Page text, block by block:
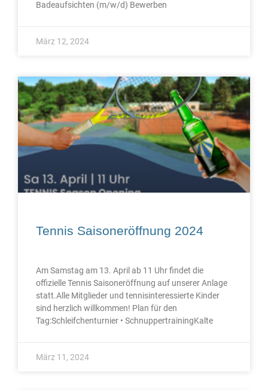
Badeaufsichten (m/w/d) Bewerben
März 12, 2024
Tennis Saisoneröffnung 2024
Am Samstag am 13. April ab 11 Uhr findet die
offizielle Tennis Saisoneröffnung auf unserer Anlage
statt.Alle Mitglieder und tennisinteressierte Kinder
sind herzlich willkommen! Plan für den
Tag:Schleifchenturnier • SchnuppertrainingKalte
März 11, 2024